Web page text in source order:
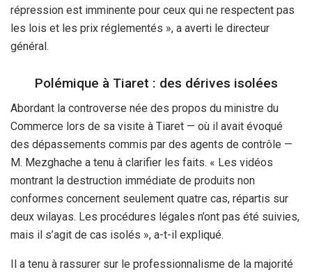
répression est imminente pour ceux qui ne respectent pas
les lois et les prix réglementés », a averti le directeur
général.
Polémique à Tiaret : des dérives isolées
Abordant la controverse née des propos du ministre du
Commerce lors de sa visite à Tiaret — où il avait évoqué
des dépassements commis par des agents de contrôle —
M. Mezghache a tenu à clarifier les faits. « Les vidéos
montrant la destruction immédiate de produits non
conformes concernent seulement quatre cas, répartis sur
deux wilayas. Les procédures légales n’ont pas été suivies,
mais il s’agit de cas isolés », a-t-il expliqué.
Il a tenu à rassurer sur le professionnalisme de la majorité